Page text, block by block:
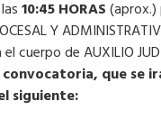
10:45 HORAS(aprox.)
Y
cuerpo de AUXILIO
que se
siguiente: